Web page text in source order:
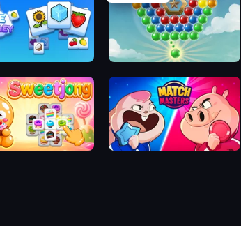
Little Fox: Bubble Spinner Pop
Match Masters